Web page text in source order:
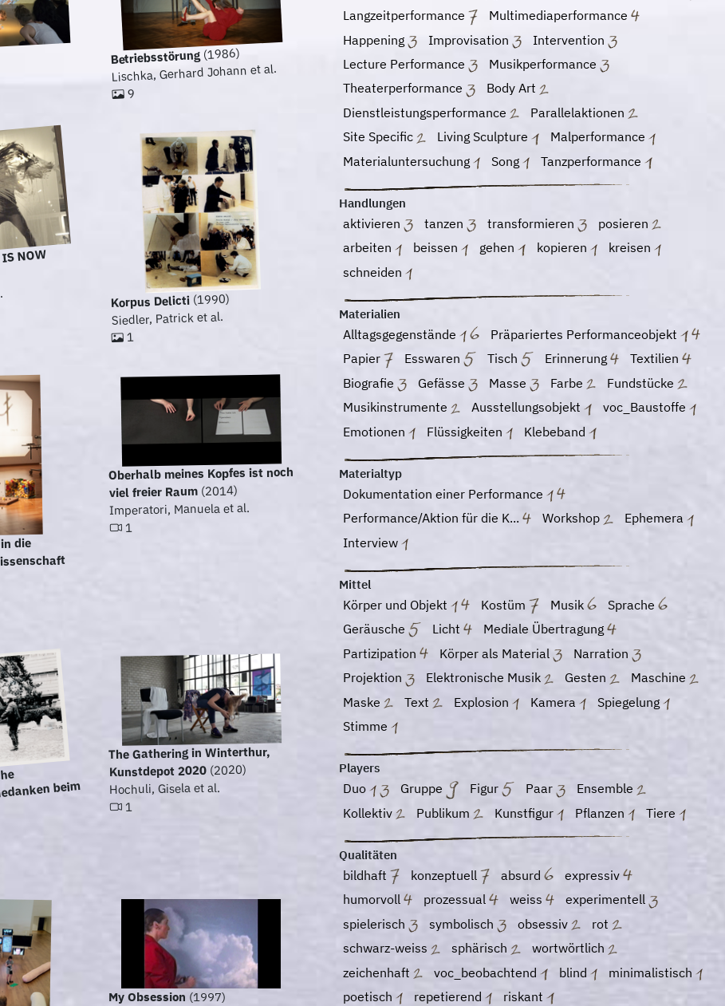
Betriebsstörung(1986)
Lischka, Gerhard Johann et al.
9
NOW
Korpus Delicti(1990)
Siedler, Patrick et al.
1
die
Oberhalb meines Kopfes ist noch
viel freier Raum(2014)
Imperatori, Manuela et al.
1
beim
The Gathering in Winterthur,
Kunstdepot 2020(2020)
Hochuli, Gisela et al.
1
My Obsession (1997)
Langzeitperformance
Multimediaperformance
Happening
Improvisation
Intervention
Lecture Performance
Musikperformance
Theaterperformance
Body Art
Dienstleistungsperformance
Parallelaktionen
Site Specific
Living Sculpture
Malperformance
Materialuntersuchung
Song Tanzperformance
Handlungen
aktivieren tanzen transformieren
posieren
arbeiten
beissen gehen kopieren
kreisen
schneiden
Materialien
Alltagsgegenstände
Präpariertes Performanceobjekt
Papier
Esswaren Tisch Erinnerung
Textilien
Biografie
Gefässe Masse Farbe
Fundstücke
Musikinstrumente
Ausstellungsobjekt
voc_Baustoffe
Emotionen
Flüssigkeiten Klebeband
Materialtyp
Dokumentation einer Performance
Performance/Aktion für die K...
Workshop
Ephemera
Interview
Mittel
Körper und Objekt Kostüm Musik
Sprache
Geräusche
Licht
Mediale Übertragung
Partizipation
Körper als Material
Narration
Projektion
Elektronische Musik Gesten
Maschine
Maske
Text Explosion Kamera
Spiegelung
Stimme
Players
Duo Gruppe Figur Paar
Ensemble
Kollektiv
Publikum Kunstfigur Pflanzen Tiere
Qualitäten
bildhaft konzeptuell absurd
expressiv
humorvoll
prozessual weiss
experimentell
spielerisch
symbolisch obsessiv
rot
schwarz-weiss
sphärisch
wortwörtlich
zeichenhaft
voc_beobachtend blind
minimalistisch
poetisch
repetierend riskant